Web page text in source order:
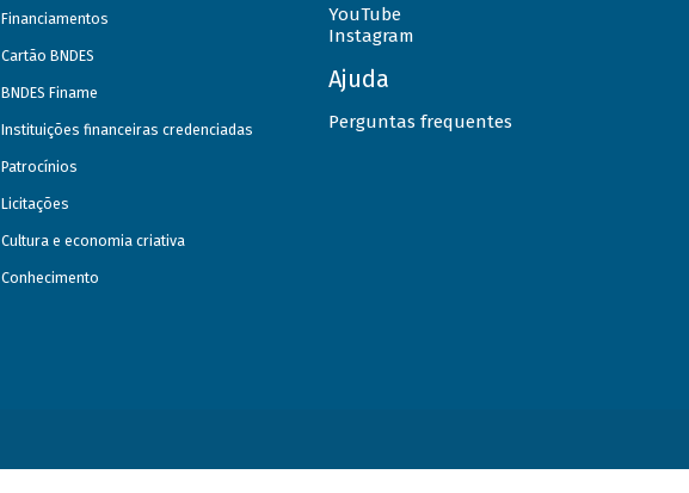
Financiamentos
Cartão BNDES
BNDES Finame
Instituições financeiras credenciadas
Patrocínios
Licitações
Cultura e economia criativa
Conhecimento
YouTube
Instagram
Ajuda
Perguntas frequentes